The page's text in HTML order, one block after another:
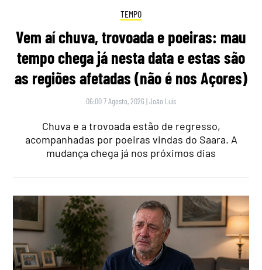
TEMPO
Vem aí chuva, trovoada e poeiras: mau
tempo chega já nesta data e estas são
as regiões afetadas (não é nos Açores)
06:00 7 Agosto, 2026 |João Luís
Chuva e a trovoada estão de regresso,
acompanhadas por poeiras vindas do Saara. A
mudança chega já nos próximos dias